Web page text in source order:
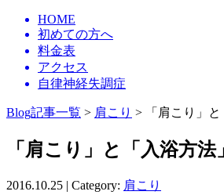
HOME
初めての方へ
料金表
アクセス
自律神経失調症
Blog記事一覧 > 肩こり > 「肩こり」と
「肩こり」と「入浴方法」
2016.10.25 | Category: 肩こり